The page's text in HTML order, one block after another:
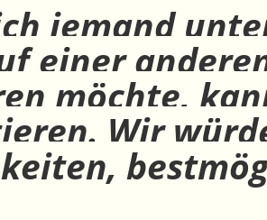
jemand
einer
möchte,
Wir